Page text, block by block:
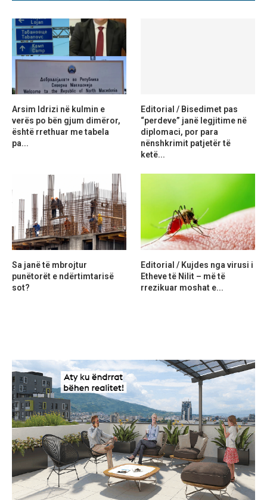
Arsim Idrizi në kulmin e
verës po bën gjum dimëror,
është rrethuar me tabela
pa...
Editorial / Bisedimet pas
“perdeve” janë legjitime në
diplomaci, por para
nënshkrimit patjetër të
ketë...
Sa janë të mbrojtur
punëtorët e ndërtimtarisë
sot?
Editorial / Kujdes nga virusi i
Etheve të Nilit – më të
rrezikuar moshat e...